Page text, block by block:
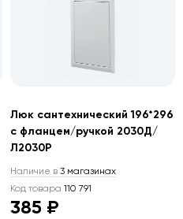
Люк сантехнический 196*296
с фланцем/ручкой 2030Д/
Л2030Р
Наличие в 3 магазинах
Код товара 110 791
385 ₽